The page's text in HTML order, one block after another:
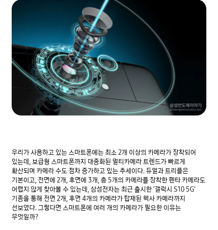
우리가 사용하고 있는 스마트폰에는 최소 2개 이상의 카메라가 장착되어
있는데, 보급형 스마트폰까지 대중화된 멀티카메라 트렌드가 빠르게
확산되며 카메라 수도 점차 증가하고 있는 추세이다. 듀얼과 트리플은
기본이고, 전면에 2개, 후면에 3개, 총 5개의 카메라를 장착한 펜타 카메라도
어렵지 않게 찾아볼 수 있는데, 삼성전자는 최근 출시한 ‘갤럭시 S10 5G’
기종을 통해 전면 2개, 후면 4개의 카메라가 탑재된 헥사 카메라까지
선보였다. 그렇다면 스마트폰에 여러 개의 카메라가 필요한 이유는
무엇일까?